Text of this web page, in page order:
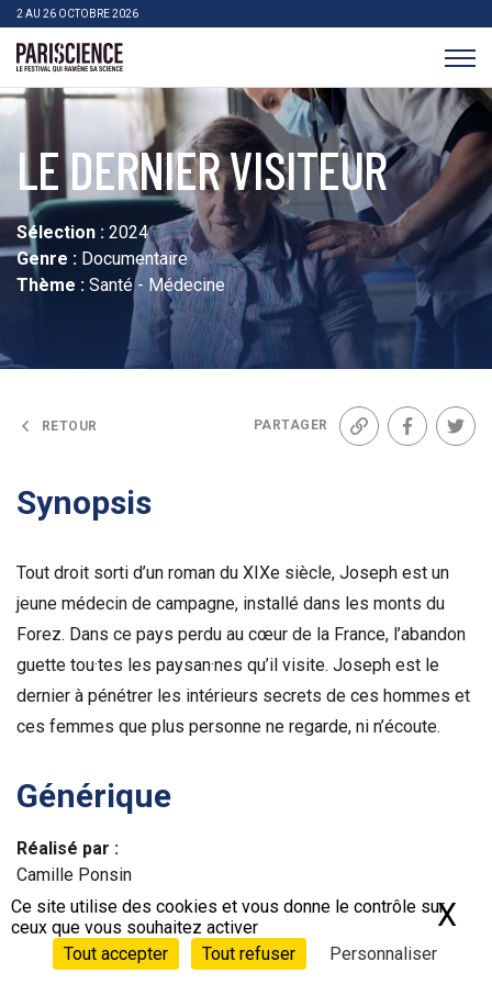
>Aller au contenu
2 AU 26 OCTOBRE 2026
LE DERNIER VISITEUR
Sélection : 2024
Genre : Documentaire
Thème : Santé - Médecine
RETOUR PARTAGER
Lien Facebook
Synopsis
Tout droit sorti d’un roman du XIXe siècle, Joseph est un
jeune médecin de campagne, installé dans les monts du
Forez. Dans ce pays perdu au cœur de la France, l’abandon
guette tou·tes les paysan·nes qu’il visite. Joseph est le
dernier à pénétrer les intérieurs secrets de ces hommes et
ces femmes que plus personne ne regarde, ni n’écoute.
Générique
Réalisé par :
Camille Ponsin
Écrit par :
Camille Ponsin
Panneau de gestion des cookies
Ce site utilise des cookies et vous donne le contrôle sur
ceux que vous souhaitez activer
Tout accepter
Tout refuser Personnaliser
X